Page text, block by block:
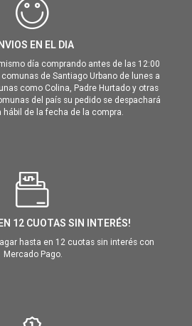
EN EL DIA
día comprando antes de las 12:00
comunas de Santiago Urbano de lunes a
como Colina, Padre Hurtado y otras
del país su pedido se despachará
de la fecha de la compra.
12 CUOTAS SIN INTERÉS!
hasta en 12 cuotas sin interés con
Mercado Pago.